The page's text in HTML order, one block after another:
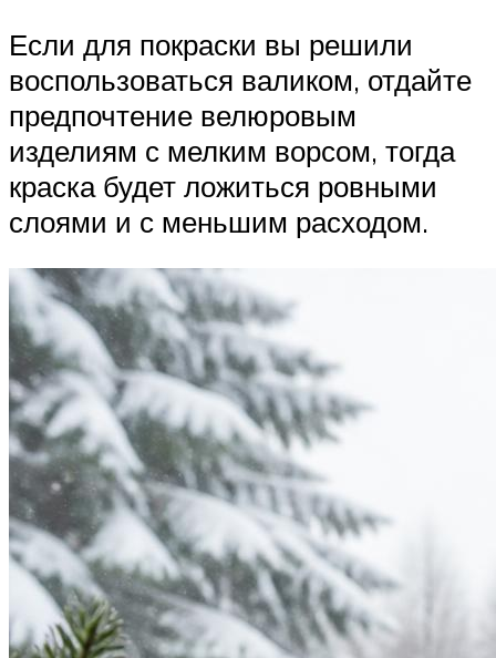
Если для покраски вы решили
воспользоваться валиком, отдайте
предпочтение велюровым
изделиям с мелким ворсом, тогда
краска будет ложиться ровными
слоями и с меньшим расходом.